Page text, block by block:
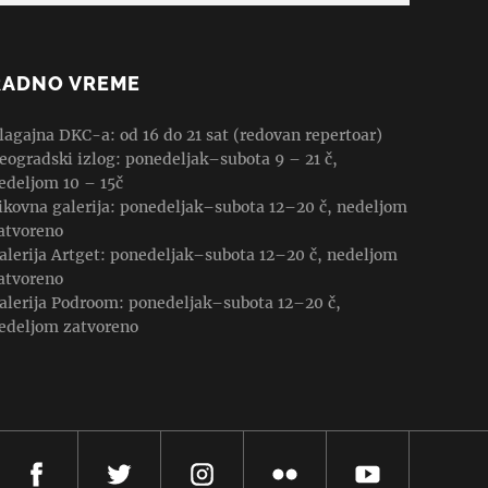
VREME
DKC-a: od 16 do 21 sat (redovan repertoar)
izlog: ponedeljak–subota 9 – 21 č,
10 – 15č
galerija: ponedeljak–subota 12–20 č, nedeljom
Artget: ponedeljak–subota 12–20 č, nedeljom
Podroom: ponedeljak–subota 12–20 č,
zatvoreno